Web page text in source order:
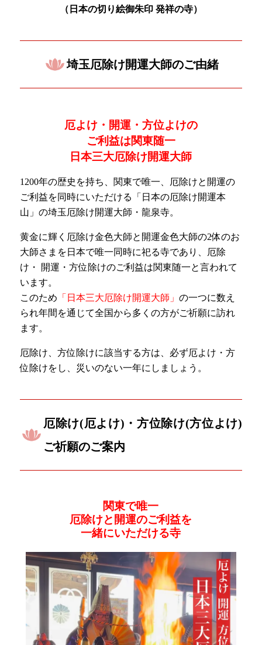
（日本の切り絵御朱印 発祥の寺）
埼玉厄除け開運大師のご由緒
厄よけ・開運・方位よけの
ご利益は関東随一
日本三大厄除け開運大師
1200年の歴史を持ち、関東で唯一、厄除けと開運の
ご利益を同時にいただける「日本の厄除け開運本
山」の埼玉厄除け開運大師・龍泉寺。
黄金に輝く厄除け金色大師と開運金色大師の2体のお
大師さまを日本で唯一同時に祀る寺であり、厄除
け・ 開運・方位除けのご利益は関東随一と言われて
います。
このため 「日本三大厄除け開運大師」の一つに数え
られ年間を通じて全国から多くの方がご祈願に訪れ
ます。
厄除け、方位除けに該当する方は、必ず厄よけ・方
位除けをし、災いのない一年にしましょう。
厄除け(厄よけ)・方位除け(方位よけ)
ご祈願のご案内
関東で唯一
厄除けと開運のご利益を
一緒にいただける寺